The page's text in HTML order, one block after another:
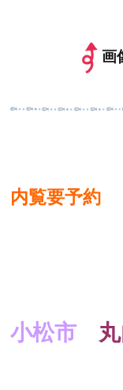
画
内覧要予約
小松市